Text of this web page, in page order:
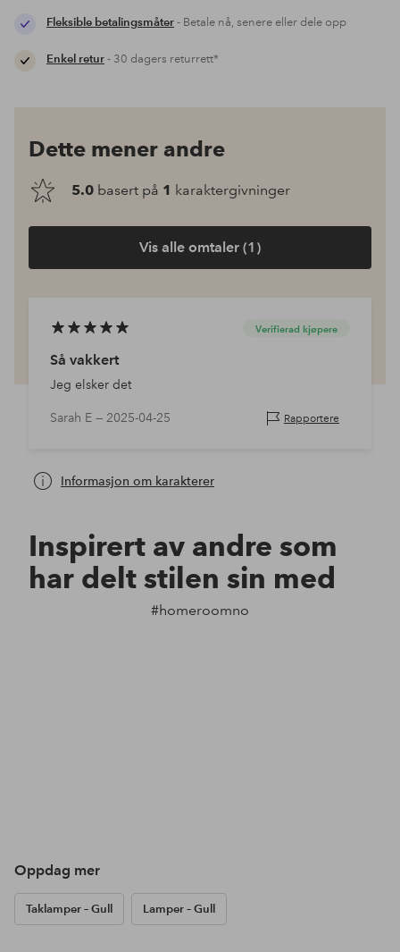
Fleksible betalingsmåter- Betale nå, senere eller dele opp
Enkel retur- 30 dagers returrett*
Dette mener andre
5.0 basert på 1 karaktergivninger
Vis alle omtaler (1)
Verifierad kjøpere
Så vakkert
Jeg elsker det
Sarah E — 2025-04-25 Rapportere
Informasjon om karakterer
Inspirert av andre som
har delt stilen sin med
#homeroomno
Oppdag mer
Taklamper – Gull Lamper – Gull